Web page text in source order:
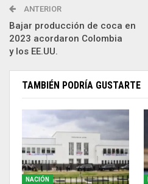
ANTERIOR
Bajar producción de coca en
2023 acordaron Colombia
y los EE.UU.
TAMBIÉN PODRÍA GUSTARTE
NACIÓN